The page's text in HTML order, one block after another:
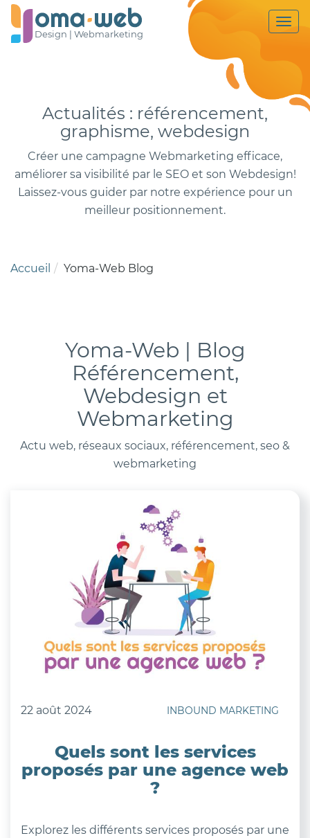
Design | Webmarketing
Actualités : référencement,
graphisme, webdesign
Créer une campagne Webmarketing efficace,
améliorer sa visibilité par le SEO et son Webdesign!
Laissez-vous guider par notre expérience pour un
meilleur positionnement.
Accueil Yoma-Web Blog
Yoma-Web | Blog
Référencement,
Webdesign et
Webmarketing
Actu web, réseaux sociaux, référencement, seo &
webmarketing
22 août 2024 INBOUND MARKETING
Quels sont les services
proposés par une agence web
?
Explorez les différents services proposés par une